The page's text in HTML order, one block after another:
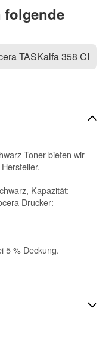
folgende
TASKalfa 358 CI
Toner bieten wir
Kapazität:
Drucker:
5 % Deckung.